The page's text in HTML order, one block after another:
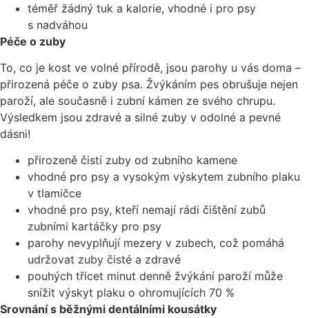
téměř žádný tuk a kalorie, vhodné i pro psy
s nadváhou
Péče o zuby
To, co je kost ve volné přírodě, jsou parohy u vás doma –
přirozená péče o zuby psa. Žvýkáním pes obrušuje nejen
paroží, ale současně i zubní kámen ze svého chrupu.
Výsledkem jsou zdravé a silné zuby v odolné a pevné
dásni!
přirozeně čistí zuby od zubního kamene
vhodné pro psy a vysokým výskytem zubního plaku
v tlamičce
vhodné pro psy, kteří nemají rádi čištění zubů
zubními kartáčky pro psy
parohy nevyplňují mezery v zubech, což pomáhá
udržovat zuby čisté a zdravé
pouhých třicet minut denně žvýkání paroží může
snížit výskyt plaku o ohromujících 70 %
Srovnání s běžnými dentálními kousátky